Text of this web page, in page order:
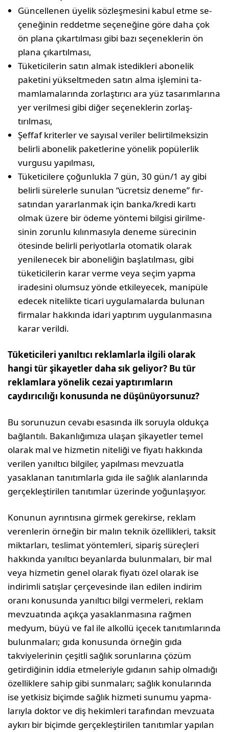
Güncellenen üyelik sözleşmesini kabul etme se­
çeneğinin reddetme seçeneğine göre daha çok
ön plana çıkartılması gibi bazı seçeneklerin ön
plana çıkartılması,
Tüketicilerin satın almak istedikleri abonelik
paketini yükseltmeden satın alma işlemini ta­
mamlamalarında zorlaştırıcı ara yüz tasarımla­rına
yer verilmesi gibi diğer seçeneklerin zorlaş­
tırılması,
Şeffaf kriterler ve sayısal veriler belirtilmeksizin
belirli abonelik paketlerine yönelik popülerlik
vurgusu yapılması,
Tüketicilere çoğunlukla 7 gün, 30 gün/1 ay gibi
belirli sürelerle sunulan “ücretsiz deneme” fır­
satından yararlanmak için banka/kredi kartı
olmak üzere bir ödeme yöntemi bilgisi girilme­
sinin zorunlu kılınmasıyla deneme sürecinin
ötesinde belirli periyotlarla otomatik olarak
yenilenecek bir aboneliğin başlatılması, gibi
tüketicilerin karar verme veya seçim yapma
iradesini olumsuz yönde etkileyecek, manipüle
edecek nitelikte ticari uygulamalarda bulunan
firma­lar hakkında idari yaptırım uygulanmasına
karar verildi.
Tüketicileri yanıltıcı reklamlarla ilgili olarak
hangi tür şi­kayetler daha sık geliyor? Bu tür
reklamlara yönelik cezai yaptırımların
caydırıcılığı konusunda ne düşünüyorsunuz?
Bu sorunuzun cevabı esasında ilk soruyla oldukça
bağlantılı. Bakanlı­ğımıza ulaşan şikayetler temel
olarak mal ve hizmetin niteliği ve fiyatı hakkında
verilen yanıltıcı bilgiler, yapılması mevzuatla
yasaklanan tanıtımlarla gıda ile sağlık alanlarında
gerçekleştirilen tanıtımlar üze­rinde yoğunlaşıyor.
Konunun ayrıntısına girmek gerekirse, reklam
verenlerin örneğin bir malın teknik özellikleri, taksit
miktarları, teslimat yöntemleri, sipariş süreçleri
hakkında yanıltıcı beyanlarda bulunmaları, bir mal
veya hiz­metin genel olarak fiyatı özel olarak ise
indirimli satışlar çerçevesinde ilan edilen indirim
oranı konusunda yanıltıcı bilgi vermeleri, reklam
mevzuatında açıkça yasaklanmasına rağmen
medyum, büyü ve fal ile alkollü içecek tanıtımlarında
bulunmaları; gıda konusunda örneğin gıda
takviyelerinin çeşitli sağlık sorunlarına çözüm
getirdiğinin iddia etmeleriyle gıdanın sahip olmadığı
özelliklere sahip gibi sunmaları; sağlık konularında
ise yetkisiz biçimde sağlık hizmeti sunumu yapma­
larıyla doktor ve diş hekimleri tarafından mevzuata
aykırı bir biçim­de gerçekleştirilen tanıtımlar yapılan